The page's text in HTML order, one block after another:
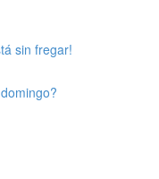
sin fregar!